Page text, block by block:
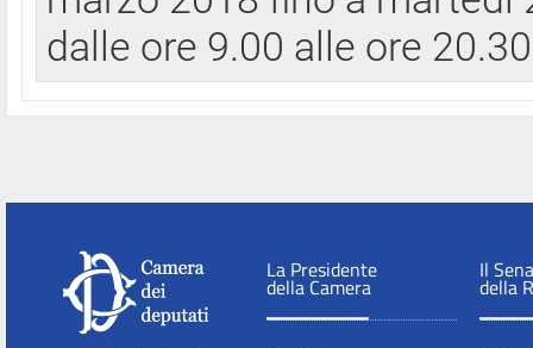
dalle ore 9.00 alle ore
La Presidente
della Camera
Il
della